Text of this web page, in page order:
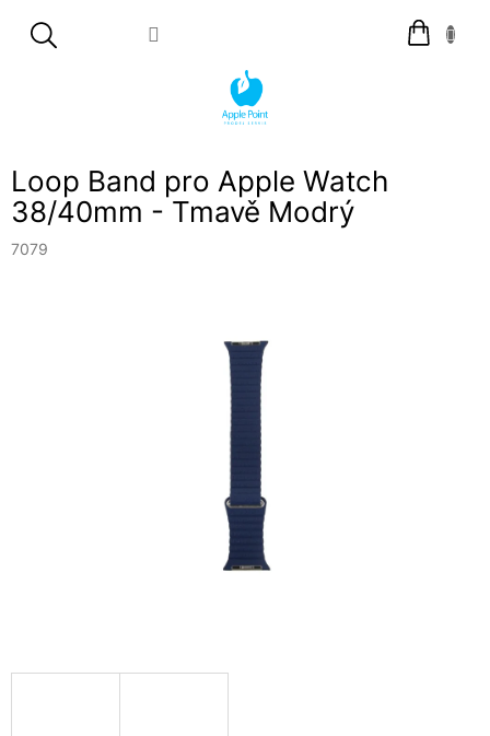
Nákupní
košík
Loop Band pro Apple Watch
38/40mm - Tmavě Modrý
7079